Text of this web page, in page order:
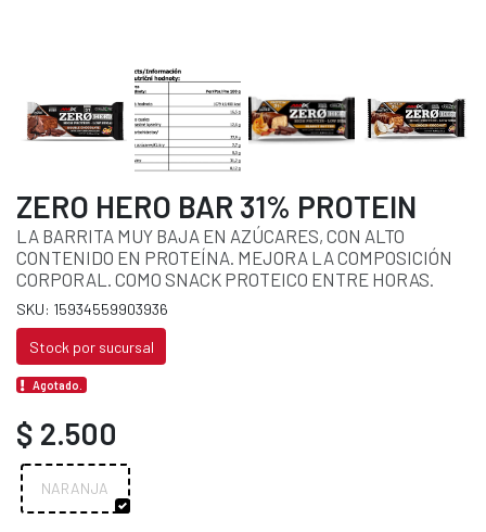
ZERO HERO BAR 31% PROTEIN
LA BARRITA MUY BAJA EN AZÚCARES, CON ALTO
CONTENIDO EN PROTEÍNA. MEJORA LA COMPOSICIÓN
CORPORAL. COMO SNACK PROTEICO ENTRE HORAS.
SKU: 15934559903936
Stock por sucursal
Agotado.
$ 2.500
NARANJA